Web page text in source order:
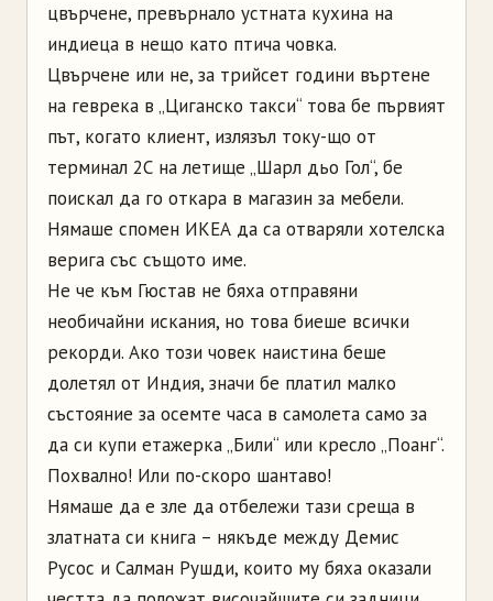
цвърчене, превърнало устната кухина на
индиеца в нещо като птича човка.
Цвърчене или не, за трийсет години въртене
на геврека в „Циганско такси“ това бе първият
път, когато клиент, излязъл току-що от
терминал 2С на летище „Шарл дьо Гол“, бе
поискал да го откара в магазин за мебели.
Нямаше спомен ИКЕА да са отваряли хотелска
верига със същото име.
Не че към Гюстав не бяха отправяни
необичайни искания, но това биеше всички
рекорди. Ако този човек наистина беше
долетял от Индия, значи бе платил малко
състояние за осемте часа в самолета само за
да си купи етажерка „Били“ или кресло „Поанг“.
Похвално! Или по-скоро шантаво!
Нямаше да е зле да отбележи тази среща в
златната си книга – някъде между Демис
Русос и Салман Рушди, които му бяха оказали